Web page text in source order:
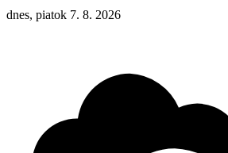
dnes, piatok 7. 8. 2026